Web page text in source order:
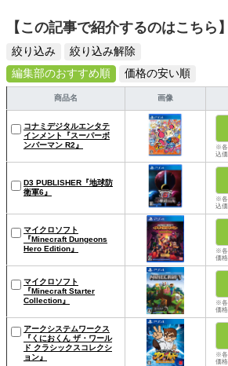
【この記事で紹介するのはこちら】
絞り込み
絞り込み解除
編集部のおすすめ順
価格の安い順
商品名 画像
コナミデジタルエンタテ
インメント『スーパーボ
ンバーマン R2』
※各
込
D3 PUBLISHER『地球防
衛軍6』
※各
込
マイクロソフト
『Minecraft Dungeons
Hero Edition』
※各
価格
マイクロソフト
『Minecraft Starter
Collection』
※各
価格
アークシステムワークス
『くにおくん ザ・ワール
ド クラシックスコレクシ
ョン』
※各
価格